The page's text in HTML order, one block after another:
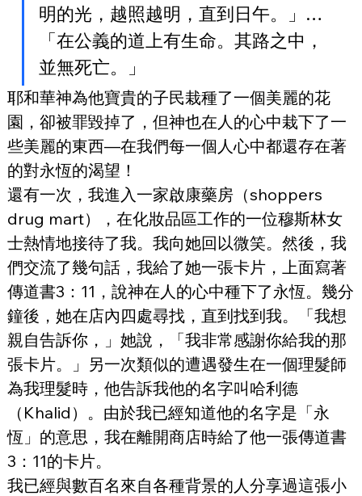
明的光，越照越明，直到日午。」…
「在公義的道上有生命。其路之中，
並無死亡。」
耶和華神為他寶貴的子民栽種了一個美麗的花
園，卻被罪毀掉了，但神也在人的心中栽下了一
些美麗的東西—在我們每一個人心中都還存在著
的對永恆的渴望！
還有一次，我進入一家啟康藥房（shoppers
drug mart），在化妝品區工作的一位穆斯林女
士熱情地接待了我。我向她回以微笑。然後，我
們交流了幾句話，我給了她一張卡片，上面寫著
傳道書3：11，說神在人的心中種下了永恆。幾分
鐘後，她在店內四處尋找，直到找到我。「我想
親自告訴你，」她說，「我非常感謝你給我的那
張卡片。」另一次類似的遭遇發生在一個理髮師
為我理髮時，他告訴我他的名字叫哈利德
（Khalid）。由於我已經知道他的名字是「永
恆」的意思，我在離開商店時給了他一張傳道書
3：11的卡片。
我已經與數百名來自各種背景的人分享過這張小